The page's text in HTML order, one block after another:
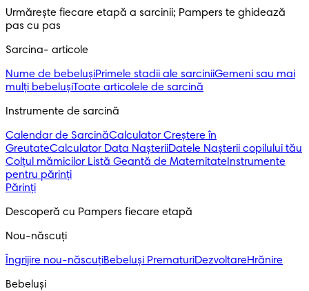
Urmărește fiecare etapă a sarcinii; Pampers te ghidează
pas cu pas
Sarcina- articole
Nume de bebelușiPrimele stadii ale sarciniiGemeni sau mai
mulți bebelușiToate articolele de sarcină
Instrumente de sarcină
Calendar de SarcinăCalculator Creștere în
GreutateCalculator Data NașteriiDatele Nașterii copilului tău
Colțul mămicilor Listă Geantă de Maternitate Instrumente
pentru părinți
Părinți
Descoperă cu Pampers fiecare etapă
Nou-născuți
Îngrijire nou-născuțiBebeluși PrematuriDezvoltareHrănire
Bebeluși